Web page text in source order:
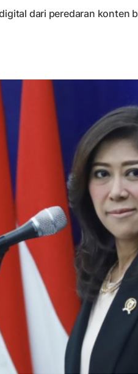
dari peredaran konten